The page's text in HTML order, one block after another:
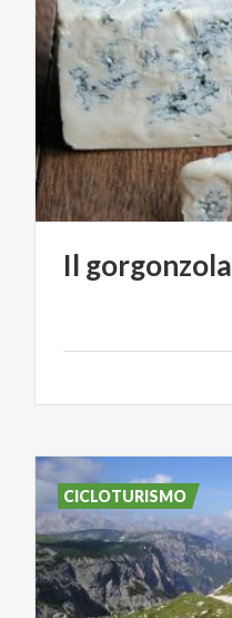
Il gorgonzola
CICLOTURISMO